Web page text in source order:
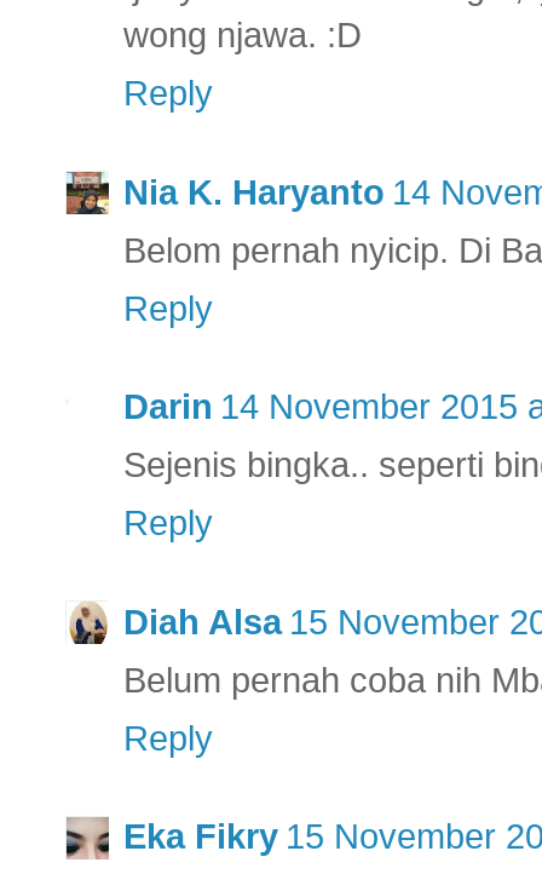
wong njawa. :D
Reply
Nia K. Haryanto 14
Belom pernah nyicip. Di
Reply
Darin 14 November 2015
Sejenis bingka.. seperti
Reply
Diah Alsa 15 November
Belum pernah coba nih
Reply
Eka Fikry 15 November